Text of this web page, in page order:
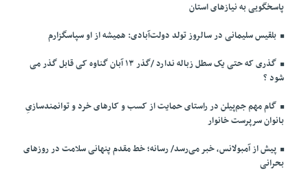
پاسخگویی به نیازهای استان
بلقیس سلیمانی در سالروز تولد دولت‌آبادی: همیشه از او سپاسگزارم
گذری که حتی یک سطل زباله ندارد /گذر ۱۳ آبان گناوه کی قابل گذر می
شود ؟
گام مهم جم‌پیلن در راستای حمایت از کسب و کارهای خرد و توانمندسازیِ
بانوان سرپرست خانوار
پیش از آمبولانس، خبر می‌رسد/ رسانه؛ خط مقدم پنهانی سلامت در روزهای
بحرانی